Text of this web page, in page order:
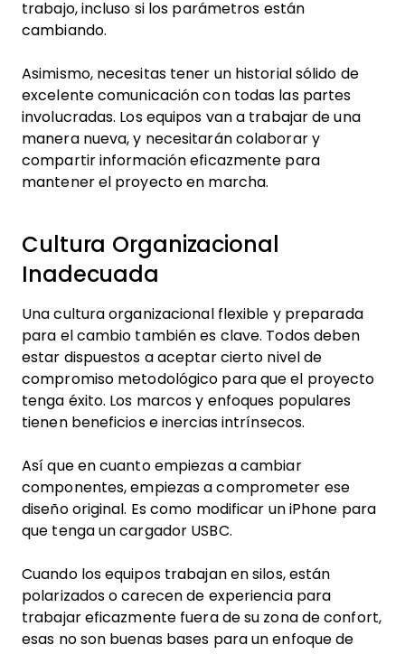
trabajo, incluso si los parámetros están
cambiando.
Asimismo, necesitas tener un historial sólido de
excelente comunicación con todas las partes
involucradas. Los equipos van a trabajar de una
manera nueva, y necesitarán colaborar y
compartir información eficazmente para
mantener el proyecto en marcha.
Cultura Organizacional
Inadecuada
Una cultura organizacional flexible y preparada
para el cambio también es clave. Todos deben
estar dispuestos a aceptar cierto nivel de
compromiso metodológico para que el proyecto
tenga éxito. Los marcos y enfoques populares
tienen beneficios e inercias intrínsecos.
Así que en cuanto empiezas a cambiar
componentes, empiezas a comprometer ese
diseño original. Es como modificar un iPhone para
que tenga un cargador USBC.
Cuando los equipos trabajan en silos, están
polarizados o carecen de experiencia para
trabajar eficazmente fuera de su zona de confort,
esas no son buenas bases para un enfoque de